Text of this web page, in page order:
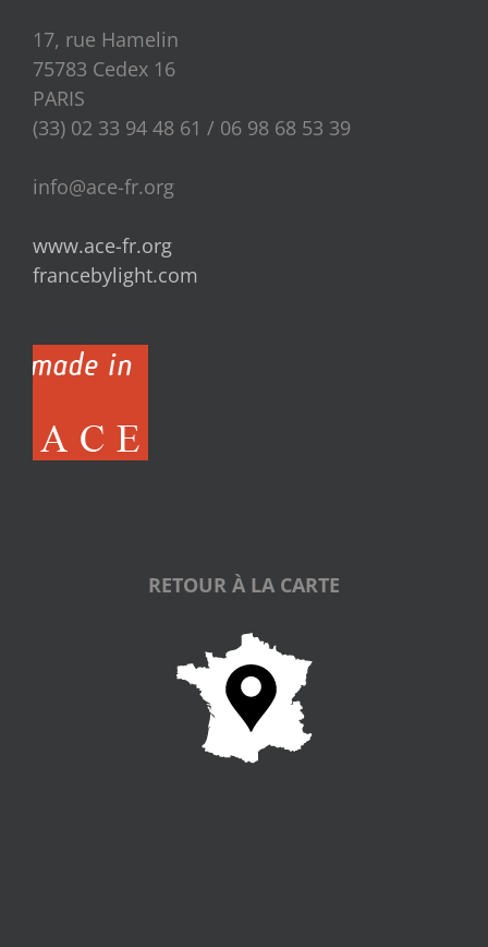
17, rue Hamelin
75783 Cedex 16
PARIS
(33) 02 33 94 48 61 / 06 98 68 53 39
info@ace-fr.org
www.ace-fr.org
francebylight.com
RETOUR À LA CARTE